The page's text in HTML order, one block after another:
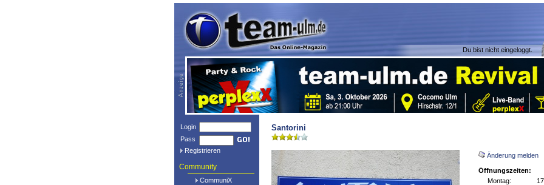
Du bist nicht eingeloggt.
Login
Pass
Registrieren
Community
CommuniX
Santorini
Änderung melden
Öffnungszeiten:
Montag: